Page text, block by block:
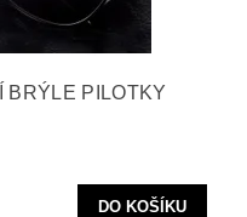
BRÝLE PILOTKY